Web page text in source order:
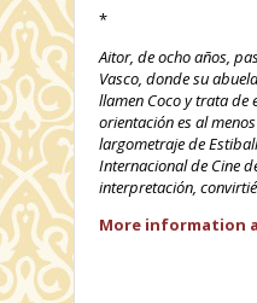
*
Aitor, de ocho años,
Vasco, donde su
llamen Coco y trata de
orientación es al
largometraje de
Internacional de Cine
interpretación,
More information